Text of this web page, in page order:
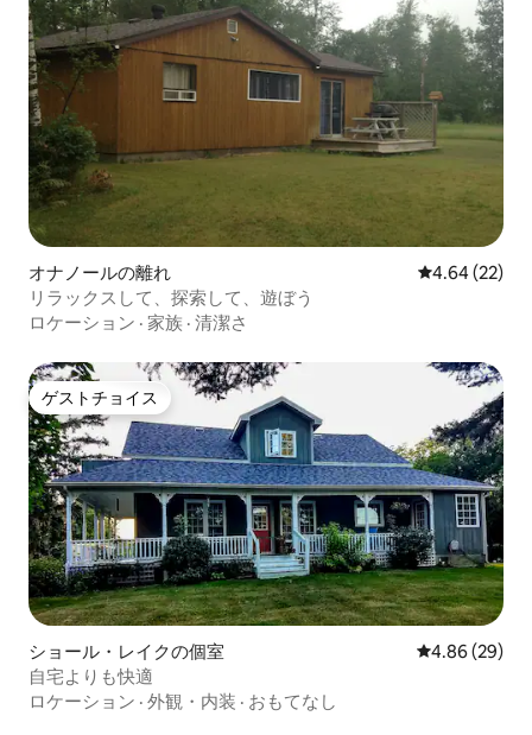
オナノールの離れ レビュー22
4.64 (22)
リラックスして、探索して、遊ぼう
ロケーション · 家族 · 清潔さ
ゲストチョイス
ゲストチョイス
ショール・レイクの個室 レビュー29
4.86 (29)
自宅よりも快適
ロケーション · 外観・内装 · おもてなし